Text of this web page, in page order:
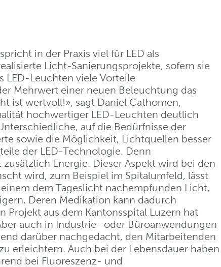
in der Praxis viel für LED als
Licht-Sanierungsprojekte, sofern sie
LED-Leuchten viele Vorteile
Mehrwert einer neuen Beleuchtung das
ist wertvoll!», sagt Daniel Cathomen,
hochwertiger LED-Leuchten deutlich
auf die Bedürfnisse der
sowie die Möglichkeit, Lichtquellen besser
der LED-Technologie. Denn
Energie. Dieser Aspekt wird bei den
wird, zum Beispiel im Spitalumfeld, lässt
dem Tageslicht nachempfunden Licht,
Deren Medikation kann dadurch
Projekt aus dem Kantonsspital Luzern hat
auch in Industrie- oder Büroanwendungen
darüber nachgedacht, den Mitarbeitenden
erleichtern. Auch bei der Lebensdauer haben
bei Fluoreszenz- und